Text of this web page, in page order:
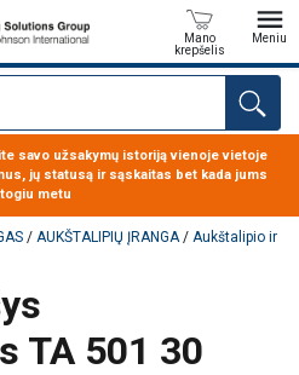
Mano
krepšelis
Meniu
užklausos
savo užsakymų istoriją vienoje vietoje
jų statusą ir sąskaitas bet kada jums
metu
/ AUKŠTALIPIŲ ĮRANGA/ Aukštalipio ir
TA 501 30